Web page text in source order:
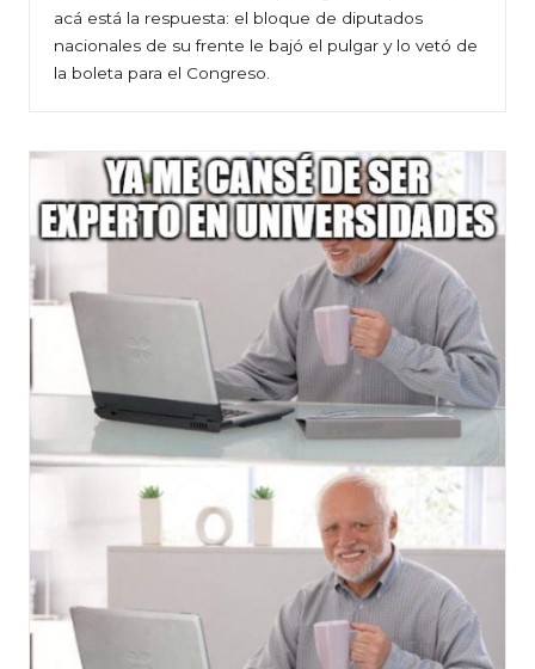
acá está la respuesta: el bloque de diputados
nacionales de su frente le bajó el pulgar y lo vetó de
la boleta para el Congreso.